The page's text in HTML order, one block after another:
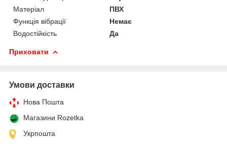
Матеріал
ПВХ
Функція вібрації
Немає
Водостійкість
Да
Приховати
Умови доставки
Нова Пошта
Магазини Rozetka
Укрпошта